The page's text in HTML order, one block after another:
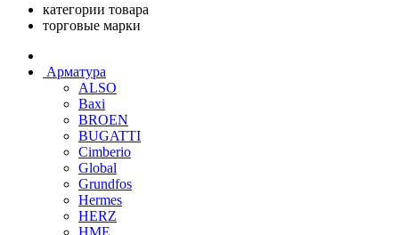
категории товара
торговые марки
Арматура
ALSO
Baxi
BROEN
BUGATTI
Cimberio
Global
Grundfos
Hermes
HERZ
HME